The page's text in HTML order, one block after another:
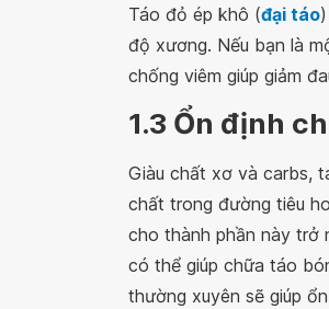
Táo đỏ ép khô (đại táo
độ xương. Nếu bạn là
chống viêm giúp giảm
1.3 Ổn định
Giàu chất xơ và carbs,
chất trong đường tiêu
cho thành phần này trở
có thể giúp chữa táo
thường xuyên sẽ giúp